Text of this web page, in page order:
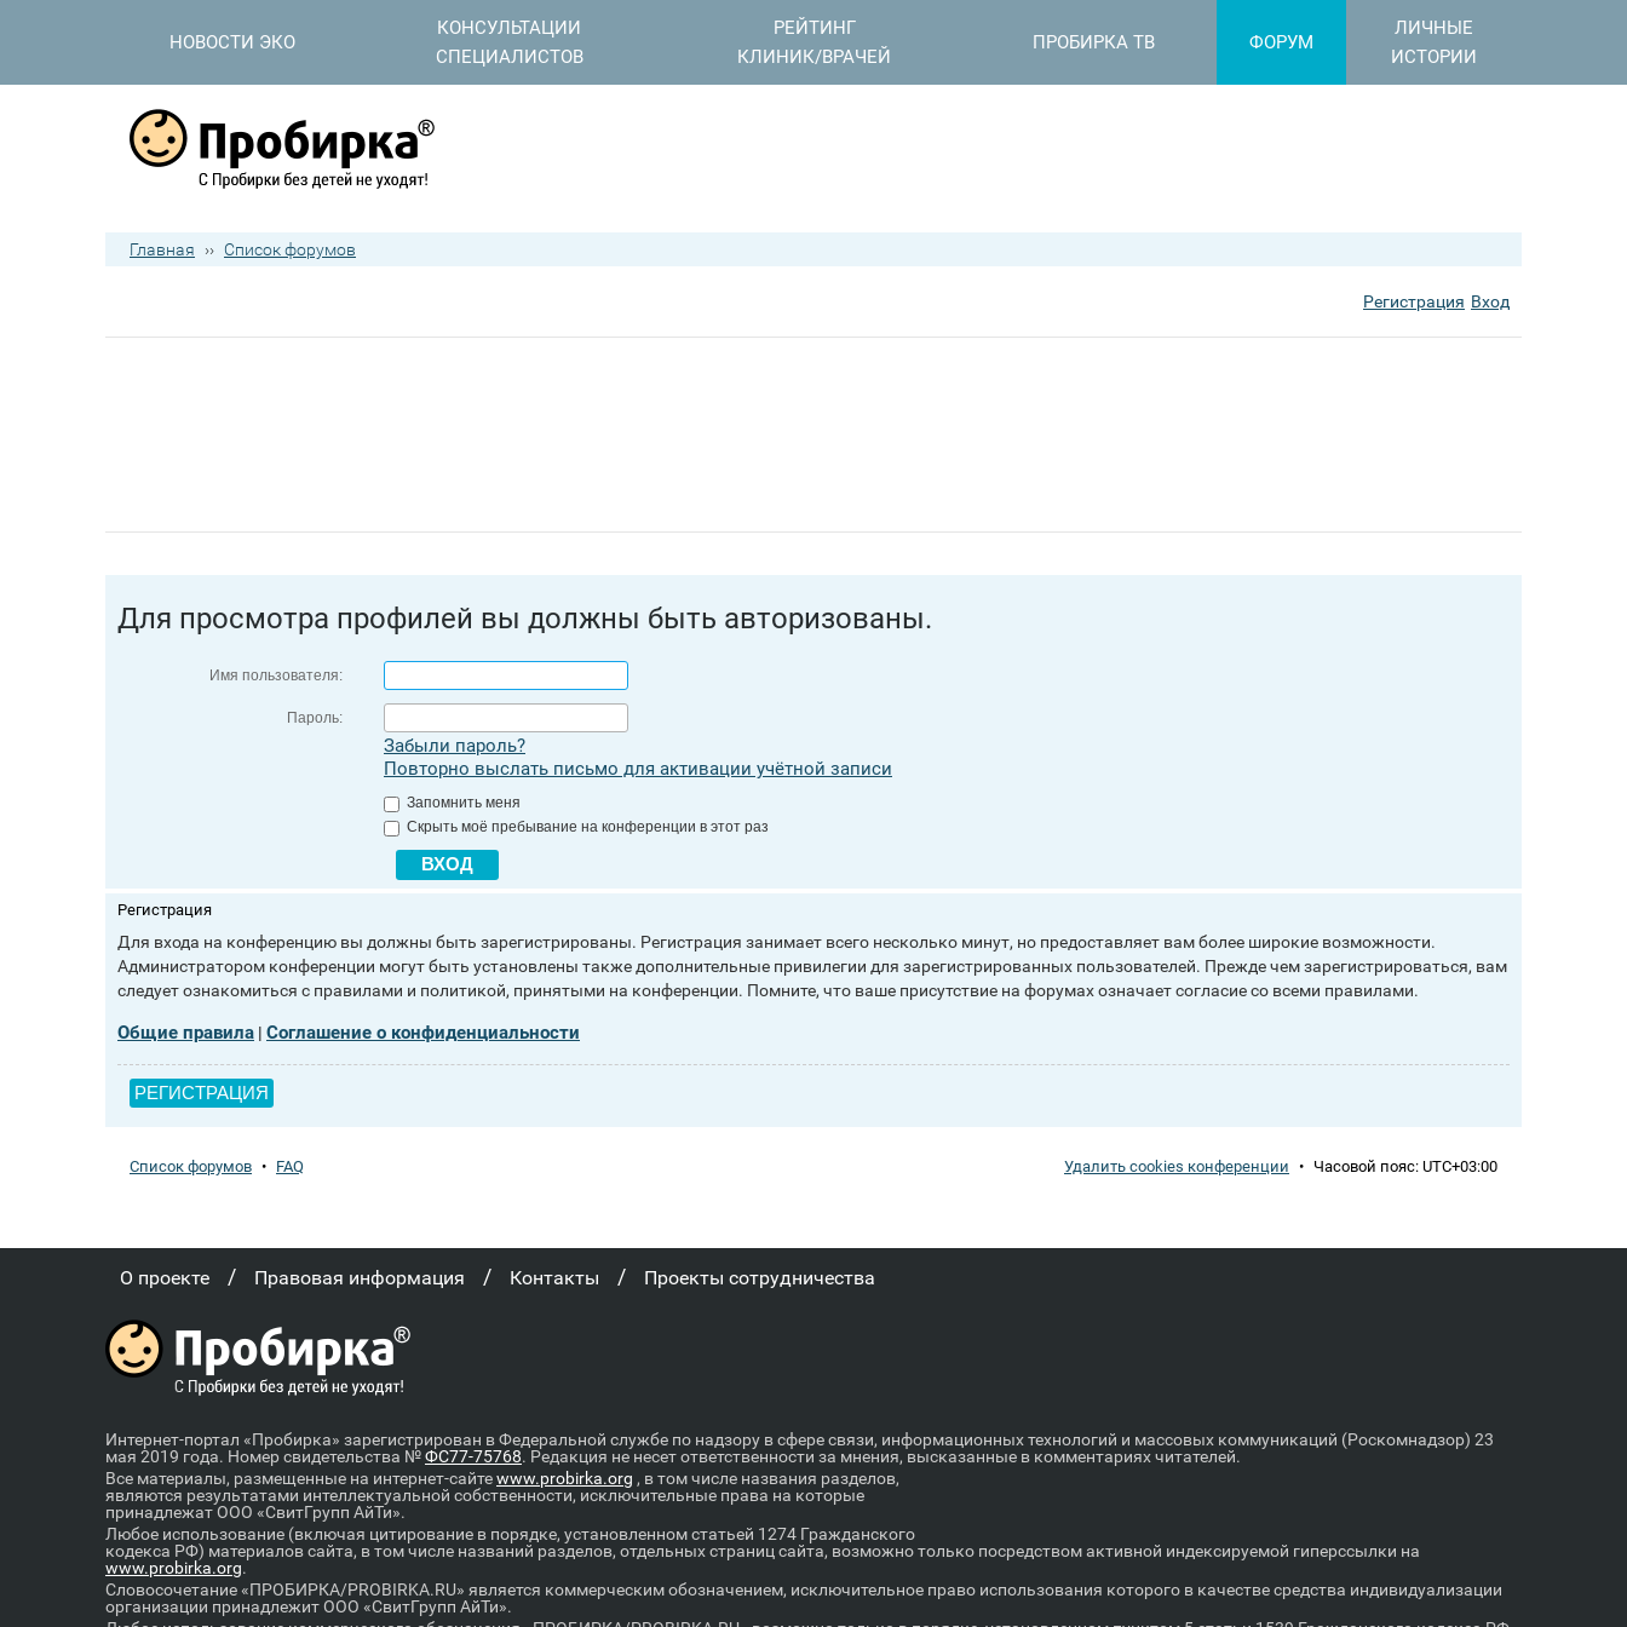
НОВОСТИ ЭКО
КОНСУЛЬТАЦИИ
СПЕЦИАЛИСТОВ
РЕЙТИНГ
КЛИНИК/ВРАЧЕЙ
ПРОБИРКА ТВ ФОРУМ
ЛИЧНЫЕ
ИСТОРИИ
Главная ›› Список форумов
Регистрация Вход
Для просмотра профилей вы должны быть авторизованы.
Имя пользователя:
Пароль:
Забыли пароль?
Повторно выслать письмо для активации учётной записи
Запомнить меня
Скрыть моё пребывание на конференции в этот раз
Регистрация
Для входа на конференцию вы должны быть зарегистрированы. Регистрация занимает всего несколько минут, но предоставляет вам более широкие возможности.
Администратором конференции могут быть установлены также дополнительные привилегии для зарегистрированных пользователей. Прежде чем зарегистрироваться, вам
следует ознакомиться с правилами и политикой, принятыми на конференции. Помните, что ваше присутствие на форумах означает согласие со всеми правилами.
Общие правила | Соглашение о конфиденциальности
РЕГИСТРАЦИЯ
Список форумов • FAQ Удалить cookies конференции • Часовой пояс: UTC+03:00
О проекте / Правовая информация / Контакты / Проекты сотрудничества
Интернет-портал «Пробирка» зарегистрирован в Федеральной службе по надзору в сфере связи, информационных технологий и массовых коммуникаций (Роскомнадзор) 23
мая 2019 года. Номер свидетельства №ФС77-75768. Редакция не несет ответственности за мнения, высказанные в комментариях читателей.
Все материалы, размещенные на интернет-сайтеwww.probirka.org , в том числе названия разделов,
являются результатами интеллектуальной собственности, исключительные права на которые
принадлежат ООО «СвитГрупп АйТи».
Любое использование (включая цитирование в порядке, установленном статьей 1274 Гражданского
кодекса РФ) материалов сайта, в том числе названий разделов, отдельных страниц сайта, возможно только посредством активной индексируемой гиперссылки на
www.probirka.org.
Словосочетание «ПРОБИРКА/PROBIRKA.RU» является коммерческим обозначением, исключительное право использования которого в качестве средства индивидуализации
организации принадлежит ООО «СвитГрупп АйТи».